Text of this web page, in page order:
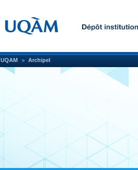
UQAM Archipel